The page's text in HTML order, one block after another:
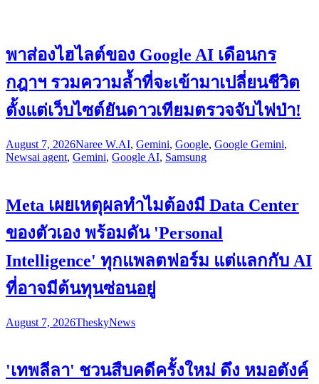
พาส่องไฮไลต์ของ Google AI เดือนกร
กฎาฯ รวมความล้ำที่จะเข้ามาเปลี่ยนชีวิต
ตั้งแต่เว็บไซต์ยันดาวเทียมตรวจจับไฟป่า!
August 7, 2026Naree W.AI, Gemini, Google, Google Gemini,
Newsai agent, Gemini, Google AI, Samsung
Meta เผยเหตุผลทำไมต้องมี Data Center
ของตัวเอง พร้อมดัน 'Personal
Intelligence' ทุกแพลตฟอร์ม แต่แลกกับ AI
ที่อาจมีต้นทุนซ่อนอยู่
August 7, 2026TheskyNews
'เทพลีลา' ชวนสืบคดีครั้งใหม่ ดึง หมอตังค์